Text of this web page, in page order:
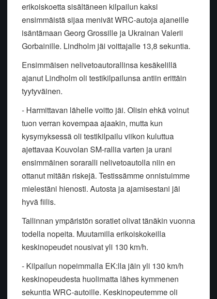
erikoiskoetta sisältäneen kilpailun kaksi
ensimmäistä sijaa menivät WRC-autoja ajaneille
isäntämaan Georg Grossille ja Ukrainan Valerii
Gorbainille. Lindholm jäi voittajalle 13,8 sekuntia.
Ensimmäisen nelivetoautorallinsa kesäkelillä
ajanut Lindholm oli testikilpailunsa antiin erittäin
tyytyväinen.
- Harmittavan lähelle voitto jäi. Olisin ehkä voinut
tuon verran kovempaa ajaakin, mutta kun
kysymyksessä oli testikilpailu viikon kuluttua
ajettavaa Kouvolan SM-rallia varten ja urani
ensimmäinen soraralli nelivetoautolla niin en
ottanut mitään riskejä. Testissämme onnistuimme
mielestäni hienosti. Autosta ja ajamisestani jäi
hyvä fiilis.
Tallinnan ympäristön soratiet olivat tänäkin vuonna
todella nopeita. Muutamilla erikoiskokeilla
keskinopeudet nousivat yli 130 km/h.
- Kilpailun nopeimmalla EK:lla jäin yli 130 km/h
keskinopeudesta huolimatta lähes kymmenen
sekuntia WRC-autoille. Keskinopeutemme oli